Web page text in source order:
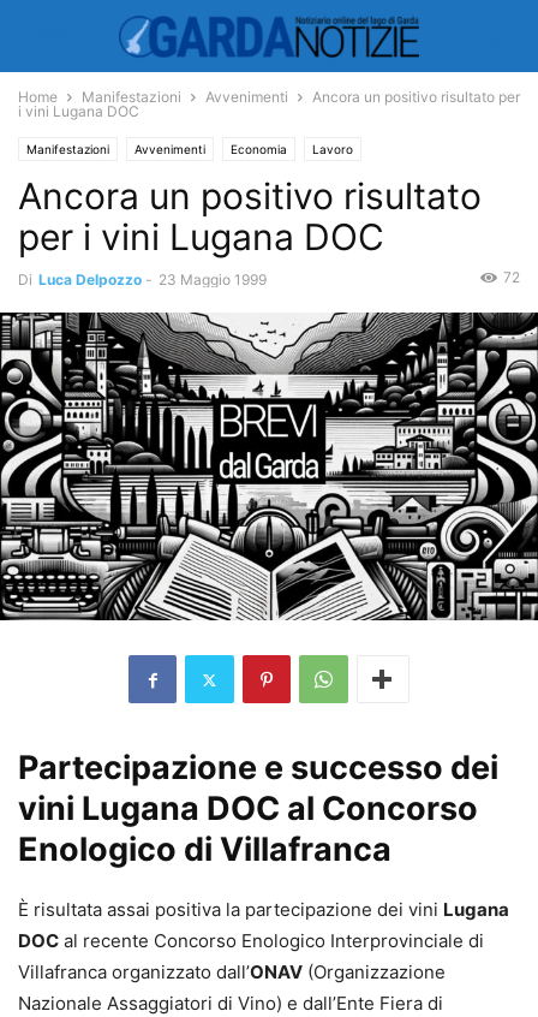
Home Manifestazioni Avvenimenti
Ancora un positivo risultato per
i vini Lugana DOC
Manifestazioni Avvenimenti Economia Lavoro
Ancora un positivo risultato
per i vini Lugana DOC
Di Luca Delpozzo - 23 Maggio 1999 72
Partecipazione e successo dei
vini Lugana DOC al Concorso
Enologico di Villafranca
È risultata assai positiva la partecipazione dei vini Lugana
DOC al recente Concorso Enologico Interprovinciale di
Villafranca organizzato dall’ONAV (Organizzazione
Nazionale Assaggiatori di Vino) e dall’Ente Fiera di